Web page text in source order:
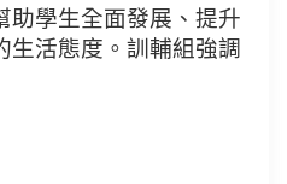
助學生全面發展、提升
生活態度。訓輔組強調